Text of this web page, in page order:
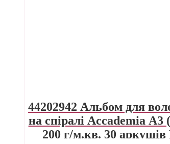
44202942 Альбом для
на спіралі Accademia А3
200 г/м.кв. 30